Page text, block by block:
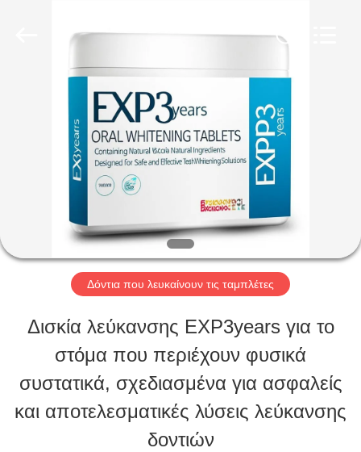
ΠΡΟΪΌΝΤΑ
ΠΕΡΊΠΟΥ
ΓΎΡΟΣ
ΕΡΓΟΣΤΑΣΊΩΝ
Δόντια που λευκαίνουν τις ταμπλέτες
Δισκία λεύκανσης EXP3years για το
στόμα που περιέχουν φυσικά
συστατικά, σχεδιασμένα για ασφαλείς
και αποτελεσματικές λύσεις λεύκανσης
δοντιών